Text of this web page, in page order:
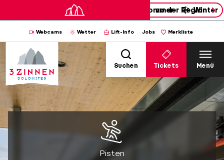
zu der Region
Sommer Winter
Webcams Wetter Lift-Info Jobs Merkliste
Suchen Tickets Menü
Pisten